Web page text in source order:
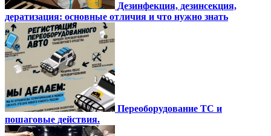
Дезинфекция, дезинсекция,
дератизация: основные отличия и что нужно знать
Переоборудование ТС и
пошаговые действия.